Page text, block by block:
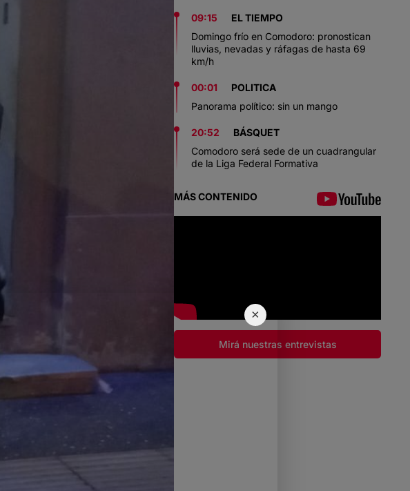
×
09:15
EL TIEMPO
Domingo frío en Comodoro: pronostican
lluvias, nevadas y ráfagas de hasta 69
km/h
00:01
POLITICA
Panorama político: sin un mango
20:52
BÁSQUET
Comodoro será sede de un cuadrangular
de la Liga Federal Formativa
MÁS CONTENIDO
Mirá nuestras entrevistas